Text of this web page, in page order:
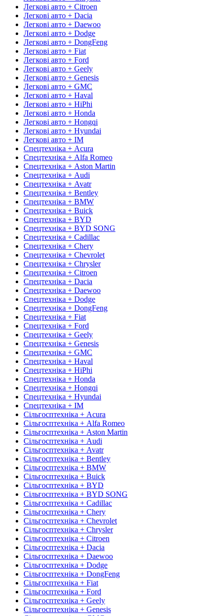
Легкові авто + Citroen
Легкові авто + Dacia
Легкові авто + Daewoo
Легкові авто + Dodge
Легкові авто + DongFeng
Легкові авто + Fiat
Легкові авто + Ford
Легкові авто + Geely
Легкові авто + Genesis
Легкові авто + GMC
Легкові авто + Haval
Легкові авто + HiPhi
Легкові авто + Honda
Легкові авто + Hongqi
Легкові авто + Hyundai
Легкові авто + IM
Спецтехніка + Acura
Спецтехніка + Alfa Romeo
Спецтехніка + Aston Martin
Спецтехніка + Audi
Спецтехніка + Avatr
Спецтехніка + Bentley
Спецтехніка + BMW
Спецтехніка + Buick
Спецтехніка + BYD
Спецтехніка + BYD SONG
Спецтехніка + Cadillac
Спецтехніка + Chery
Спецтехніка + Chevrolet
Спецтехніка + Chrysler
Спецтехніка + Citroen
Спецтехніка + Dacia
Спецтехніка + Daewoo
Спецтехніка + Dodge
Спецтехніка + DongFeng
Спецтехніка + Fiat
Спецтехніка + Ford
Спецтехніка + Geely
Спецтехніка + Genesis
Спецтехніка + GMC
Спецтехніка + Haval
Спецтехніка + HiPhi
Спецтехніка + Honda
Спецтехніка + Hongqi
Спецтехніка + Hyundai
Спецтехніка + IM
Сільгосптехніка + Acura
Сільгосптехніка + Alfa Romeo
Сільгосптехніка + Aston Martin
Сільгосптехніка + Audi
Сільгосптехніка + Avatr
Сільгосптехніка + Bentley
Сільгосптехніка + BMW
Сільгосптехніка + Buick
Сільгосптехніка + BYD
Сільгосптехніка + BYD SONG
Сільгосптехніка + Cadillac
Сільгосптехніка + Chery
Сільгосптехніка + Chevrolet
Сільгосптехніка + Chrysler
Сільгосптехніка + Citroen
Сільгосптехніка + Dacia
Сільгосптехніка + Daewoo
Сільгосптехніка + Dodge
Сільгосптехніка + DongFeng
Сільгосптехніка + Fiat
Сільгосптехніка + Ford
Сільгосптехніка + Geely
Сільгосптехніка + Genesis